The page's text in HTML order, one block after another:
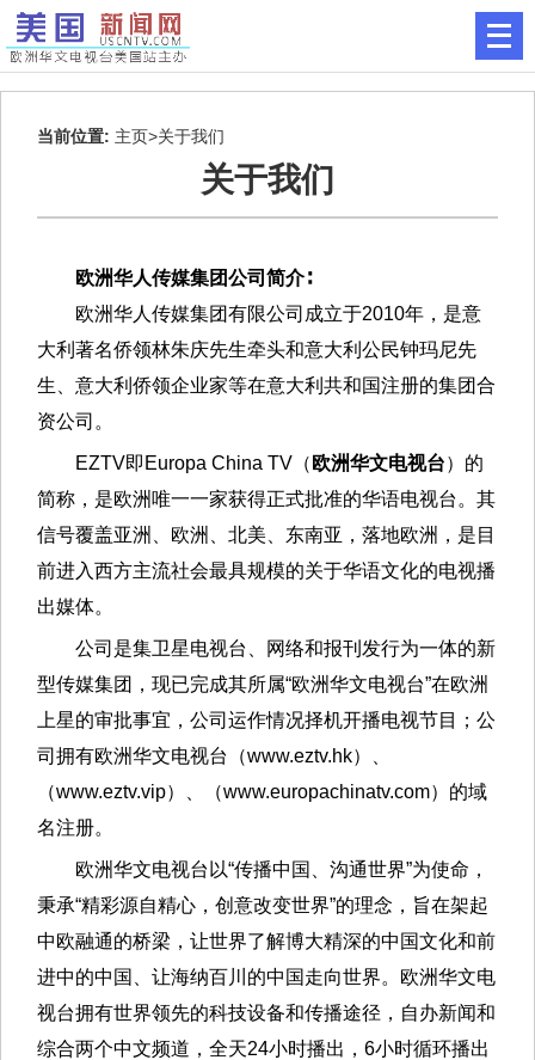
当前位置: 主页>关于我们
关于我们
欧洲华人传媒集团公司简介∶
欧洲华人传媒集团有限公司成立于2010年，是意
大利著名侨领林朱庆先生牵头和意大利公民钟玛尼先
生、意大利侨领企业家等在意大利共和国注册的集团合
资公司。
EZTV即Europa China TV（ 欧洲华文电视台）的
简称，是欧洲唯一一家获得正式批准的华语电视台。其
信号覆盖亚洲、欧洲、北美、东南亚，落地欧洲，是目
前进入西方主流社会最具规模的关于华语文化的电视播
出媒体。
公司是集卫星电视台、网络和报刊发行为一体的新
型传媒集团，现已完成其所属“欧洲华文电视台”在欧洲
上星的审批事宜，公司运作情况择机开播电视节目；公
司拥有欧洲华文电视台（www.eztv.hk）、
（www.eztv.vip）、（www.europachinatv.com）的域
名注册。
欧洲华文电视台以“传播中国、沟通世界”为使命，
秉承“精彩源自精心，创意改变世界”的理念，旨在架起
中欧融通的桥梁，让世界了解博大精深的中国文化和前
进中的中国、让海纳百川的中国走向世界。欧洲华文电
视台拥有世界领先的科技设备和传播途径，自办新闻和
综合两个中文频道，全天24小时播出，6小时循环播出